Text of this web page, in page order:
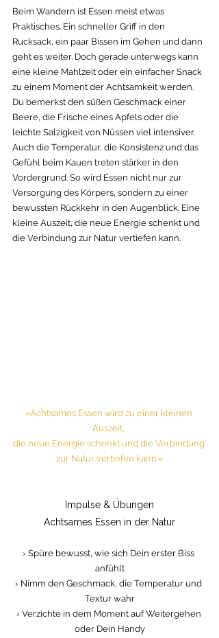
Beim Wandern ist Essen meist etwas
Praktisches. Ein schneller Griff in den
Rucksack, ein paar Bissen im Gehen und dann
geht es weiter. Doch gerade unterwegs kann
eine kleine Mahlzeit oder ein einfacher Snack
zu einem Moment der Achtsamkeit werden.
Du bemerkst den süßen Geschmack einer
Beere, die Frische eines Apfels oder die
leichte Salzigkeit von Nüssen viel intensiver.
Auch die Temperatur, die Konsistenz und das
Gefühl beim Kauen treten stärker in den
Vordergrund. So wird Essen nicht nur zur
Versorgung des Körpers, sondern zu einer
bewussten Rückkehr in den Augenblick. Eine
kleine Auszeit, die neue Energie schenkt und
die Verbindung zur Natur vertiefen kann.
»Achtsames Essen wird zu einer kleinen
Auszeit,
die neue Energie schenkt und die Verbindung
zur Natur vertiefen kann.«
Impulse & Übungen
Achtsames Essen in der Natur
› Spüre bewusst, wie sich Dein erster Biss
anfühlt
› Nimm den Geschmack, die Temperatur und
Textur wahr
› Verzichte in dem Moment auf Weitergehen
oder Dein Handy